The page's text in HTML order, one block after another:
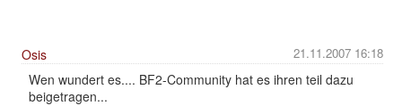
21.11.2007 16:18
Osis
Wen wundert es.... BF2-Community hat es ihren teil dazu
beigetragen...